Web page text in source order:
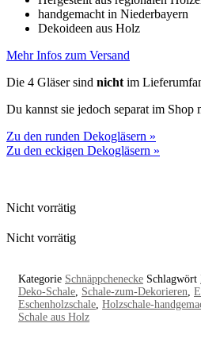
handgemacht in Niederbayern
Dekoideen aus Holz
Mehr Infos zum Versand
Die 4 Gläser sind nichtim
Du kannst sie jedoch separat im Shop
Zu den runden Dekogläsern »
Zu den eckigen Dekogläsern »
Nicht vorrätig
Nicht vorrätig
Kategorie Schnäppchenecke Schlagwört
Deko-Schale, Schale-zum-Dekorieren,
Eschenholzschale, Holzschale-
Schale aus Holz